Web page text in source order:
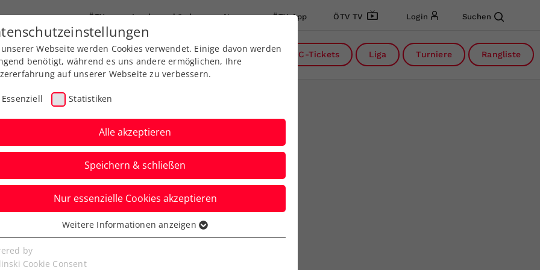
ÖTV Landesverbände News ÖTV App ÖTV TV Login Suchen
Ausbildung Services Über uns DC-Tickets Liga Turniere Rangliste
powered by
Webseite werden Cookies verwendet. Einige davon werden
benötigt, während es uns andere ermöglichen, Ihre
auf unserer Webseite zu verbessern.
Essenziell Statistiken
Alle akzeptieren
Speichern & schließen
Nur essenzielle Cookies akzeptieren
Cookies werden für grundlegende Funktionen der
benötigt. Dadurch ist gewährleistet, dass die Webseite
Weitere Informationen anzeigen
by
Cookie Consent